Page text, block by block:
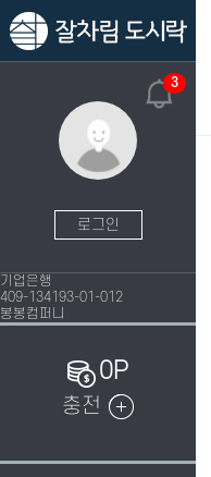
3
로그인
기업은행
409-134193-01-012
봉봉컴퍼니
0P
충전